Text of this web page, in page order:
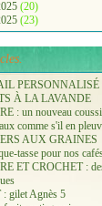
(20)
(23)
PERSONNALISÉ
À LA LAVANDE
: un nouveau
comme s'il en
AUX GRAINES
tasse pour nos
ET CROCHET :
gilet Agnès 5